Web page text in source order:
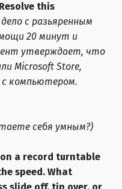
this
с разьяренным
20 минут и
утверждает, что
Microsoft Store,
компьютером.
себя умным?)
on a record turntable
speed. What